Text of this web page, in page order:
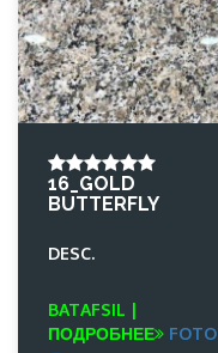
16_GOLD
BUTTERFLY
DESC.
BATAFSIL |
ПОДРОБНЕЕ
FOTO